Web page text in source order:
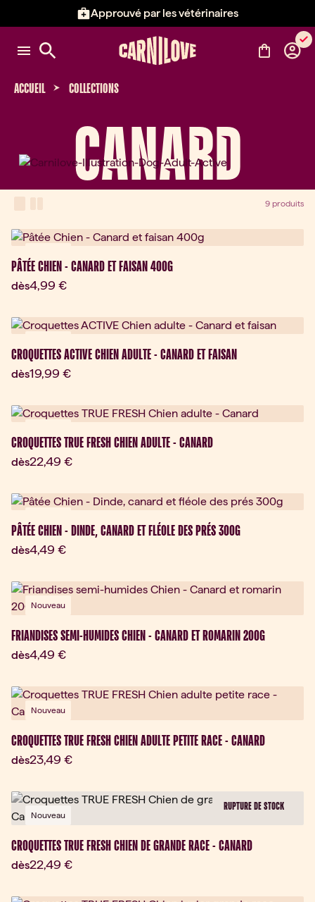
Approuvé par les vétérinaires
Élément 2 sur 3: Approuvé par
ACCUEIL COLLECTIONS
CANARD
9 produits
PÂTÉE CHIEN - CANARD ET FAISAN 400G
dèsPrix actuel:
4,99 €
CROQUETTES ACTIVE CHIEN ADULTE - CANARD ET FAISAN
dèsPrix actuel:
19,99 €
CROQUETTES TRUE FRESH CHIEN ADULTE - CANARD
dèsPrix actuel:
22,49 €
PÂTÉE CHIEN - DINDE, CANARD ET FLÉOLE DES PRÉS 300G
dèsPrix actuel:
4,49 €
Nouveau
FRIANDISES SEMI-HUMIDES CHIEN - CANARD ET ROMARIN 200G
dèsPrix actuel:
4,49 €
Nouveau
CROQUETTES TRUE FRESH CHIEN ADULTE PETITE RACE - CANARD
dèsPrix actuel:
23,49 €
Nouveau
RUPTURE DE STOCK
CROQUETTES TRUE FRESH CHIEN DE GRANDE RACE - CANARD
dèsPrix actuel:
22,49 €